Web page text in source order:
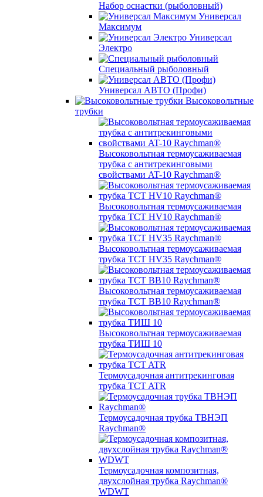
Набор оснастки (рыболовный)
Универсал
Максимум
Универсал
Электро
Специальный рыболовный
Универсал АВТО (Профи)
Высоковольтные
трубки
Высоковольтная термоусаживаемая
трубка с антитрекинговыми
свойствами AT-10 Raychman®
Высоковольтная термоусаживаемая
трубка TCT HV10 Raychman®
Высоковольтная термоусаживаемая
трубка TCT HV35 Raychman®
Высоковольтная термоусаживаемая
трубка TCT BB10 Raychman®
Высоковольтная термоусаживаемая
трубка ТИШ 10
Термоусадочная антитрекинговая
трубка TCT ATR
Термоусадочная трубка ТВНЭП
Raychman®
Термоусадочная композитная,
двухслойная трубка Raychman®
WDWT